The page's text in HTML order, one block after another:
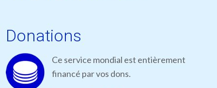
Donations
Ce service mondial est entièrement
financé par vos dons.